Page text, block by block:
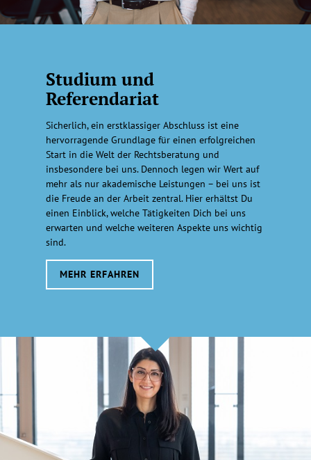
Studium und
Referendariat
Sicherlich, ein erstklassiger Abschluss ist eine
hervorragende Grundlage für einen erfolgreichen
Start in die Welt der Rechtsberatung und
insbesondere bei uns. Dennoch legen wir Wert auf
mehr als nur akademische Leistungen – bei uns ist
die Freude an der Arbeit zentral. Hier erhältst Du
einen Einblick, welche Tätigkeiten Dich bei uns
erwarten und welche weiteren Aspekte uns wichtig
sind.
MEHR ERFAHREN